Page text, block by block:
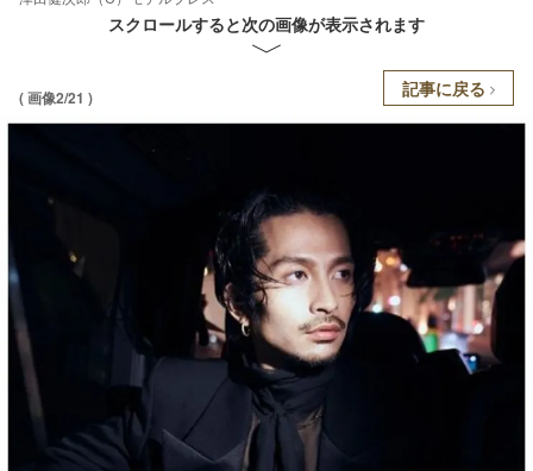
スクロールすると次の画像が表示されます
( 画像2/21 ) 記事に戻る